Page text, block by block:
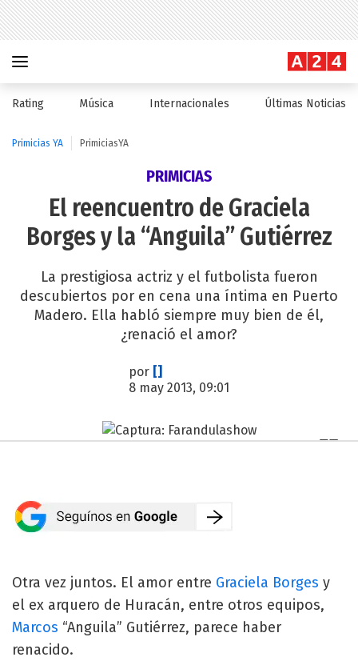
Rating Música Internacionales Últimas Noticias
Primicias YA PrimiciasYA
PRIMICIAS
El reencuentro de Graciela
Borges y la “Anguila” Gutiérrez
La prestigiosa actriz y el futbolista fueron
descubiertos por en cena una íntima en Puerto
Madero. Ella habló siempre muy bien de él,
¿renació el amor?
por []
8 may 2013, 09:01
Otra vez juntos. El amor entre Graciela Borges y
el ex arquero de Huracán, entre otros equipos,
Marcos “Anguila” Gutiérrez, parece haber
renacido.